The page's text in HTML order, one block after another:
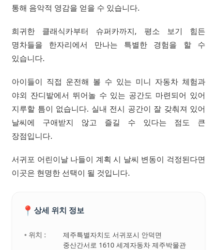
통해 음악적 영감을 얻을 수 있습니다.
희귀한 클래식카부터 슈퍼카까지, 평소 보기 힘든
명차들을 한자리에서 만나는 특별한 경험을 할 수
있습니다.
아이들이 직접 운전해 볼 수 있는 미니 자동차 체험과
야외 잔디밭에서 뛰어놀 수 있는 공간도 마련되어 있어
지루할 틈이 없습니다. 실내 전시 공간이 잘 갖춰져 있어
날씨에 구애받지 않고 즐길 수 있다는 점도 큰
장점입니다.
서귀포 어린이날 나들이 계획 시 날씨 변동이 걱정된다면
이곳은 현명한 선택이 될 것입니다.
📍 상세 위치 정보
• 위치 :
제주특별자치도 서귀포시 안덕면
중산간서로 1610 세계자동차 제주박물관